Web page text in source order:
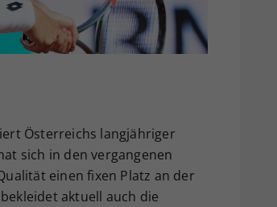
Österreichs langjähriger
sich in den vergangenen
einen fixen Platz an der
aktuell auch die
Einstellungen, falls der
Betreiber dies eingestellt hat.